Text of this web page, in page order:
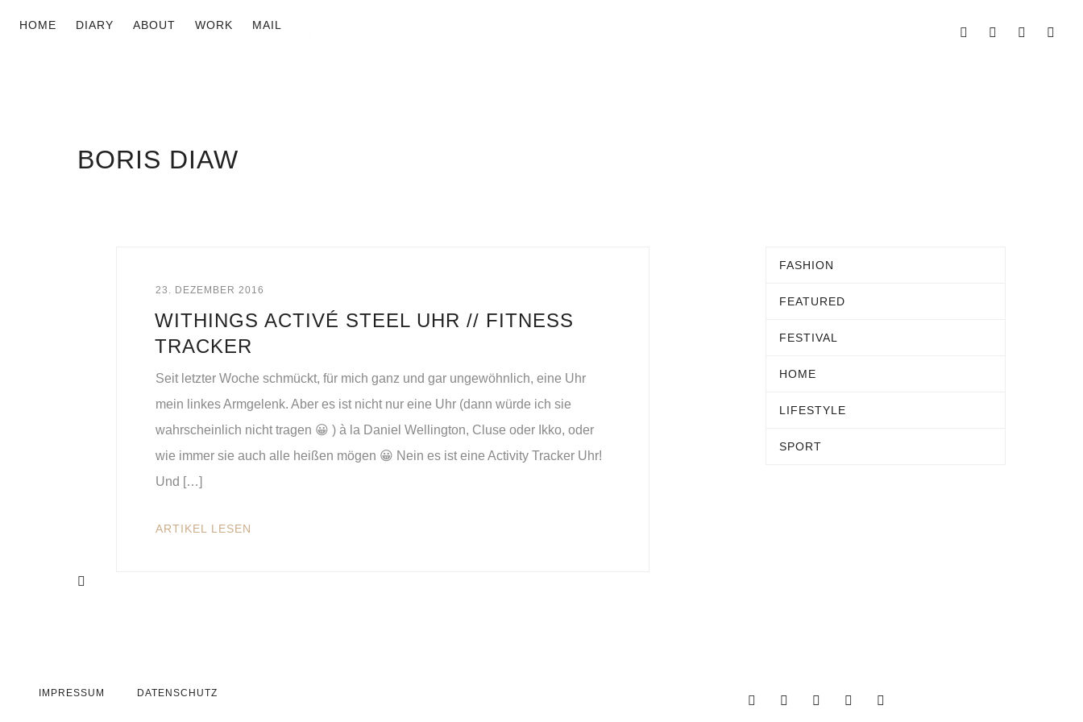
HOME DIARY ABOUT WORK MAIL
BORIS DIAW
23. DEZEMBER 2016
WITHINGS ACTIVÉ STEEL UHR // FITNESS
TRACKER
Seit letzter Woche schmückt, für mich ganz und gar ungewöhnlich, eine Uhr
mein linkes Armgelenk. Aber es ist nicht nur eine Uhr (dann würde ich sie
wahrscheinlich nicht tragen 😀 ) à la Daniel Wellington, Cluse oder Ikko, oder
wie immer sie auch alle heißen mögen 😀 Nein es ist eine Activity Tracker Uhr!
Und […]
ARTIKEL LESEN
FASHION
FEATURED
FESTIVAL
HOME
LIFESTYLE
SPORT
IMPRESSUM DATENSCHUTZ